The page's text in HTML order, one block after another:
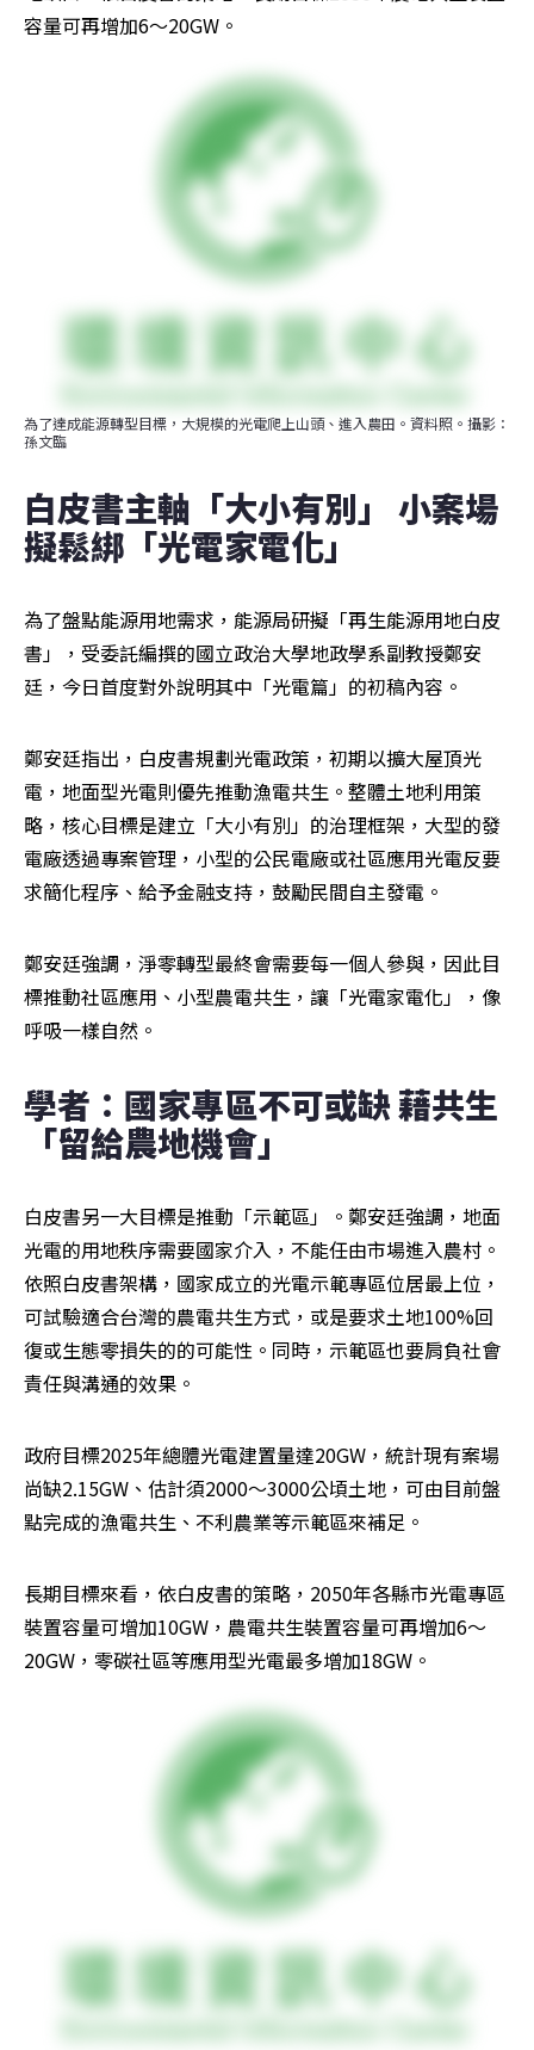
容量可再增加6～20GW。
為了達成能源轉型目標，大規模的光電爬上山頭、進入農田。資料照。攝影：
孫文臨
白皮書主軸「大小有別」 小案場
擬鬆綁「光電家電化」
為了盤點能源用地需求，能源局研擬「再生能源用地白皮
書」，受委託編撰的國立政治大學地政學系副教授鄭安
廷，今日首度對外說明其中「光電篇」的初稿內容。
鄭安廷指出，白皮書規劃光電政策，初期以擴大屋頂光
電，地面型光電則優先推動漁電共生。整體土地利用策
略，核心目標是建立「大小有別」的治理框架，大型的發
電廠透過專案管理，小型的公民電廠或社區應用光電反要
求簡化程序、給予金融支持，鼓勵民間自主發電。
鄭安廷強調，淨零轉型最終會需要每一個人參與，因此目
標推動社區應用、小型農電共生，讓「光電家電化」，像
呼吸一樣自然。
學者：國家專區不可或缺 藉共生
「留給農地機會」
白皮書另一大目標是推動「示範區」。鄭安廷強調，地面
光電的用地秩序需要國家介入，不能任由市場進入農村。
依照白皮書架構，國家成立的光電示範專區位居最上位，
可試驗適合台灣的農電共生方式，或是要求土地100%回
復或生態零損失的的可能性。同時，示範區也要肩負社會
責任與溝通的效果。
政府目標2025年總體光電建置量達20GW，統計現有案場
尚缺2.15GW、估計須2000～3000公頃土地，可由目前盤
點完成的漁電共生、不利農業等示範區來補足。
長期目標來看，依白皮書的策略，2050年各縣市光電專區
裝置容量可增加10GW，農電共生裝置容量可再增加6～
20GW，零碳社區等應用型光電最多增加18GW。